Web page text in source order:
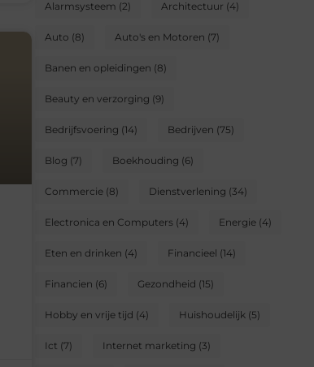
Alarmsysteem (2) Architectuur (4)
Auto (8) Auto's en Motoren (7)
Banen en opleidingen (8)
Beauty en verzorging (9)
Bedrijfsvoering (14) Bedrijven (75)
Blog (7) Boekhouding (6)
Commercie (8) Dienstverlening (34)
Electronica en Computers (4) Energie (4)
Eten en drinken (4) Financieel (14)
Financien (6) Gezondheid (15)
Hobby en vrije tijd (4) Huishoudelijk (5)
Ict (7) Internet marketing (3)